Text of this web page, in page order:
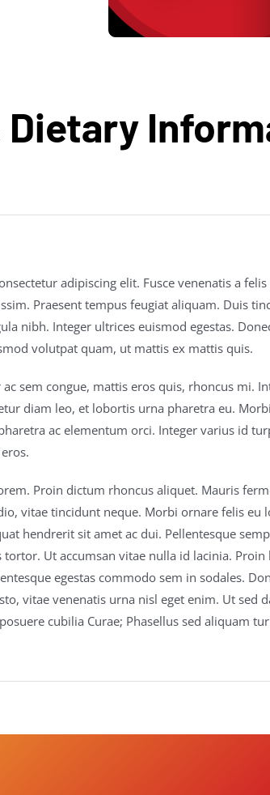
adipiscing elit. Fusce venenatis a
Praesent tempus feugiat aliquam. Duis
nibh. Integer ultrices euismod egestas.
volutpat quam, ut mattis ex mattis quis.
sem congue, mattis eros quis, rhoncus mi.
diam leo, et lobortis urna pharetra eu.
ac elementum orci. Integer varius id
Proin dictum rhoncus aliquet. Mauris
vitae tincidunt neque. Morbi ornare felis eu
hendrerit sit amet ac dui. Pellentesque
Ut accumsan vitae nulla id lacinia.
egestas commodo sem in sodales.
vitae venenatis urna nisl eget enim. Ut sed
cubilia Curae; Phasellus sed aliquam